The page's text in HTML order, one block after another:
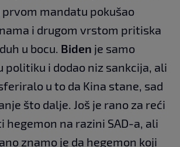
prvom mandatu pokušao
i drugom vrstom pritiska
u bocu. Biden je samo
politiku i dodao niz sankcija, ali
u to da Kina stane, sad
što dalje. Još je rano za reći
hegemon na razini SAD-a, ali
znamo je da hegemon koji